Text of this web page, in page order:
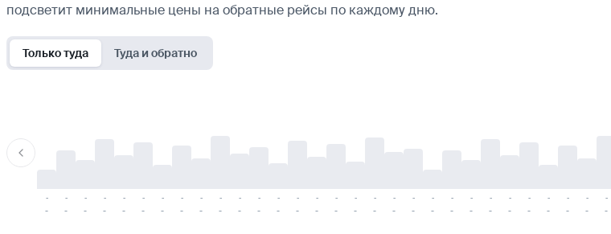
подсветит минимальные цены на обратные рейсы по каждому дню.
Только туда Туда и обратно
-
-
-
-
-
-
-
-
-
-
-
-
-
-
-
-
-
-
-
-
-
-
-
-
-
-
-
-
-
-
-
-
-
-
-
-
-
-
-
-
-
-
-
-
-
-
-
-
-
-
-
-
-
-
-
-
-
-
-
-